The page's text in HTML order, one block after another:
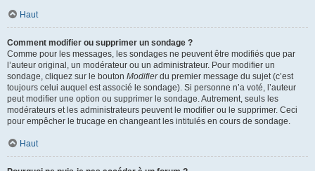
Haut
Comment modifier ou supprimer un sondage ?
Comme pour les messages, les sondages ne peuvent être modifiés que par
l’auteur original, un modérateur ou un administrateur. Pour modifier un
sondage, cliquez sur le bouton Modifierdu premier message du sujet (c’est
toujours celui auquel est associé le sondage). Si personne n’a voté, l’auteur
peut modifier une option ou supprimer le sondage. Autrement, seuls les
modérateurs et les administrateurs peuvent le modifier ou le supprimer. Ceci
pour empêcher le trucage en changeant les intitulés en cours de sondage.
Haut